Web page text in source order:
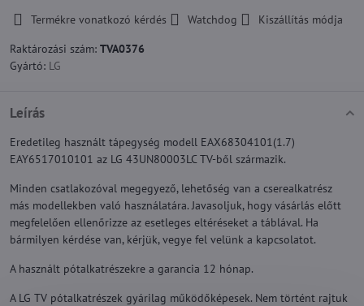
Termékre vonatkozó kérdés
Watchdog
Kiszállítás módja
Raktározási szám: TVA0376
Gyártó: LG
Leírás
Eredetileg használt tápegység modell EAX68304101(1.7)
EAY6517010101 az LG 43UN80003LC TV-ből származik.
Minden csatlakozóval megegyező, lehetőség van a cserealkatrész
más modellekben való használatára. Javasoljuk, hogy vásárlás előtt
megfelelően ellenőrizze az esetleges eltéréseket a táblával. Ha
bármilyen kérdése van, kérjük, vegye fel velünk a kapcsolatot.
A használt pótalkatrészekre a garancia 12 hónap.
A LG TV pótalkatrészek gyárilag működőképesek. Nem történt rajtuk